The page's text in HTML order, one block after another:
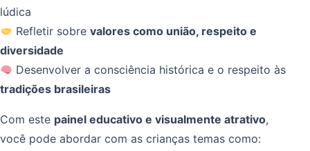
lúdica
Refletir sobrevalores como união, respeito e
diversidade
Desenvolver a consciência histórica e o respeito às
tradições brasileiras
Com este painel educativo e visualmente atrativo,
você pode abordar com as crianças temas como: